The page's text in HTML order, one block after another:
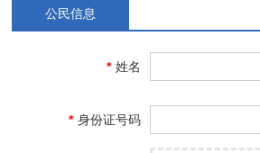
公民信息
* 姓名
* 身份证号码